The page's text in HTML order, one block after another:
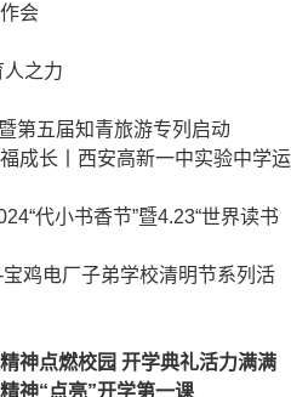
会
之力
第五届知青旅游专列启动
成长丨西安高新一中实验中学运
代小书香节”暨4.23“世界读书
鸡电厂子弟学校清明节系列活
神点燃校园 开学典礼活力满满
神“点亮”开学第一课